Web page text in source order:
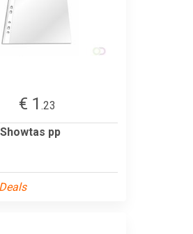
€ 1 .23
pp